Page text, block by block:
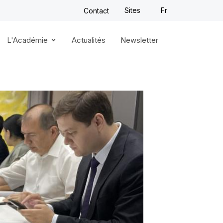
Contact Sites Fr
L'Académie Actualités Newsletter